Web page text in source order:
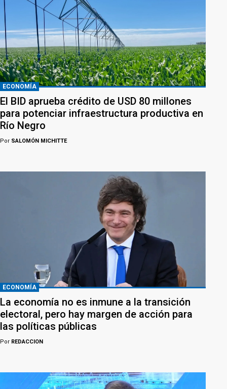
ECONOMÍA
El BID aprueba crédito de USD 80 millones
para potenciar infraestructura productiva en
Río Negro
Por SALOMÓN MICHITTE
ECONOMÍA
La economía no es inmune a la transición
electoral, pero hay margen de acción para
las políticas públicas
Por REDACCION